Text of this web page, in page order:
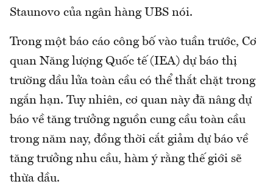
Staunovo của ngân hàng UBS nói.
Trong một báo cáo công bố vào tuần trước, Cơ
quan Năng lượng Quốc tế (IEA) dự báo thị
trường dầu lửa toàn cầu có thể thắt chặt trong
ngắn hạn. Tuy nhiên, cơ quan này đã nâng dự
báo về tăng trưởng nguồn cung cầu toàn cầu
trong năm nay, đồng thời cắt giảm dự báo về
tăng trưởng nhu cầu, hàm ý rằng thế giới sẽ
thừa dầu.